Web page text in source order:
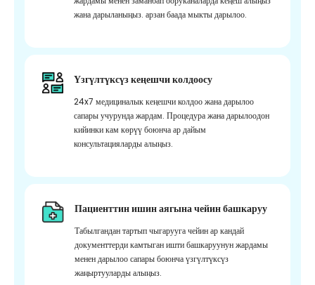
жана дарыланыңыз. арзан баада мыкты дарылоо.
Үзгүлтүксүз кеңешчи колдоосу
24x7 медициналык кеңешчи колдоо жана дарылоо
сапары учурунда жардам. Процедура жана дарылоодон
кийинки кам көрүү боюнча ар дайым
консультацияларды алыңыз.
Пациенттин ишин аягына чейин башкаруу
Табылгандан тартып чыгарууга чейин ар кандай
документтерди камтыган ишти башкаруунун жардамы
менен дарылоо сапары боюнча үзгүлтүксүз
жаңыртууларды алыңыз.